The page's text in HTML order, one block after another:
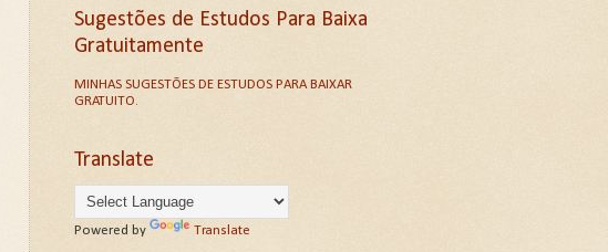
Sugestões de Estudos Para Baixa
Gratuitamente
MINHAS SUGESTÕES DE ESTUDOS PARA BAIXAR
GRATUITO.
Translate
Powered by Translate